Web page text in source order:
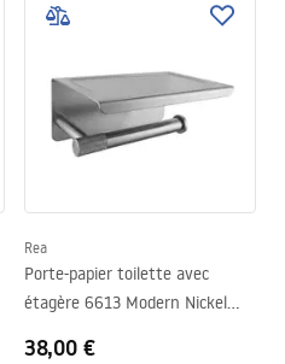
Rea
Porte-papier toilette avec
étagère 6613 Modern Nickel
38,00 €